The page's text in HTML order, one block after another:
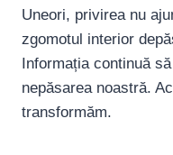
Uneori, privirea nu
zgomotul interior
Informația continuă
nepăsarea noastră.
transformăm.